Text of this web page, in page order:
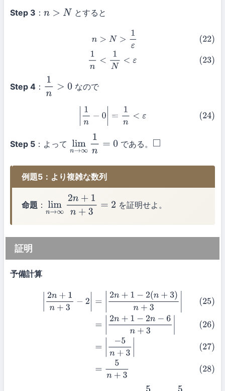
Step 3 ： n>N とすると
>N >1 ε(23) n<
Step 4 ： 1n> 0 なので
(24) 1n −0| =1 <ε
Step 5 ：よって limn→∞ 1n=0 である。 ◻
例題5：より複雑な数列
命題 ： limn→∞2n+1n +3 = 2を証明せよ。
証明
予備計算
n+3 −2 |= n+ +3) n+ 3 (26)=|2n+1− n+3|
| =5 n+ 3